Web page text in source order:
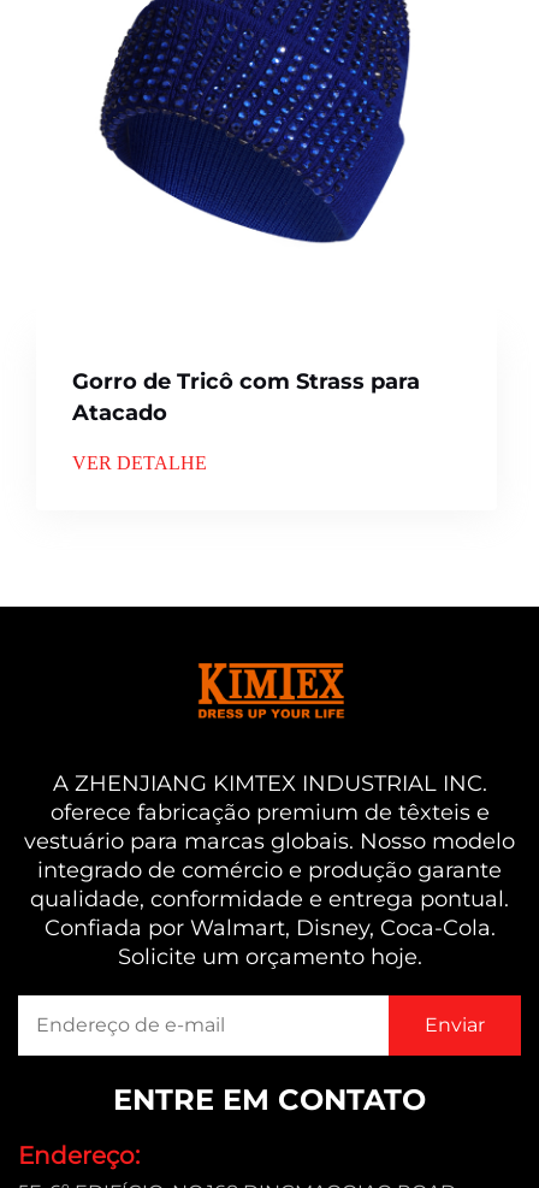
Gorro de Tricô com Strass para
Atacado
VER DETALHE
A ZHENJIANG KIMTEX INDUSTRIAL INC.
oferece fabricação premium de têxteis e
vestuário para marcas globais. Nosso modelo
integrado de comércio e produção garante
qualidade, conformidade e entrega pontual.
Confiada por Walmart, Disney, Coca-Cola.
Solicite um orçamento hoje.
ENTRE EM CONTATO
Endereço: